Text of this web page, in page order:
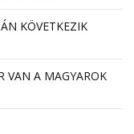
KÖVETKEZIK
VAN A MAGYAROK